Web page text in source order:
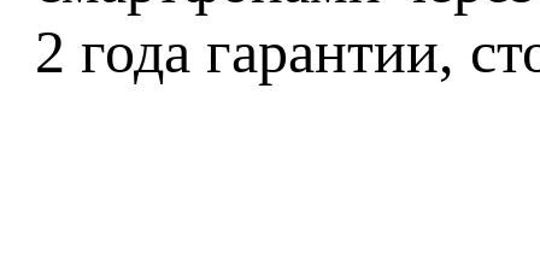
2 года гарантии,